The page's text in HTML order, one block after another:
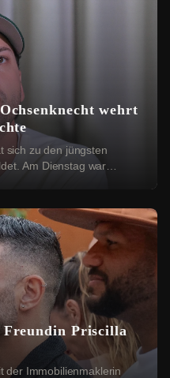
wehrt
sich zu den jüngsten
Am Dienstag war
Freundin Priscilla
der Immobilienmaklerin